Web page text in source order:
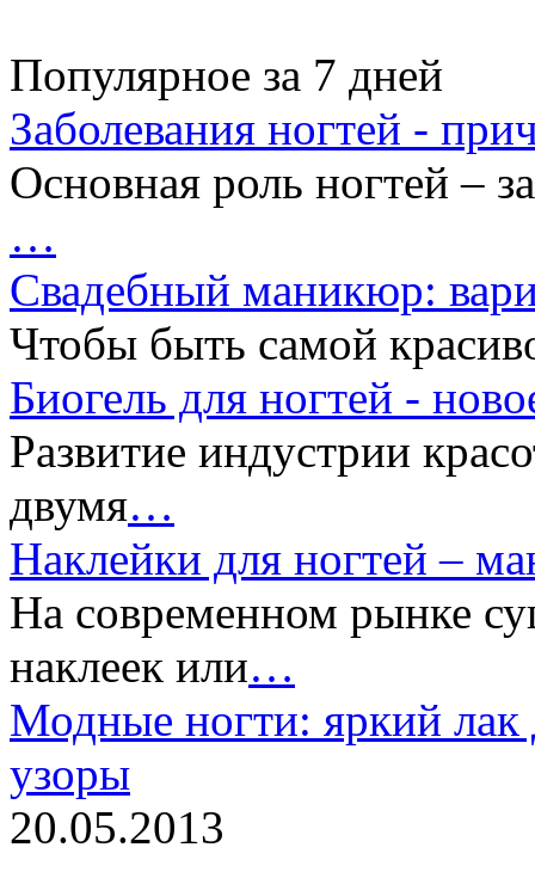
Популярное за 7 дней
Заболевания ногтей -
Основная роль ногтей –
…
Свадебный маникюр:
Чтобы быть самой
Биогель для ногтей -
Развитие индустрии
двумя…
Наклейки для ногтей –
На современном рынке
наклеек или…
Модные ногти: яркий лак
узоры
20.05.2013